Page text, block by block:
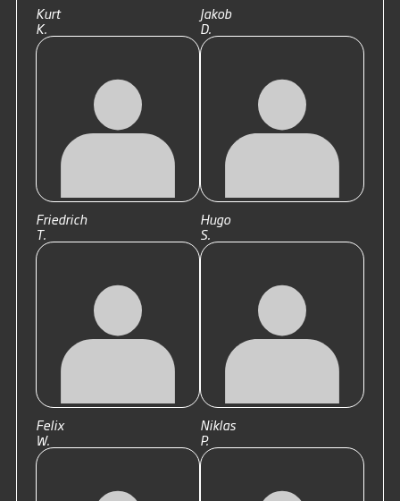
Kurt
K.
Jakob
D.
Friedrich
T.
Hugo
S.
Felix
W.
Niklas
P.